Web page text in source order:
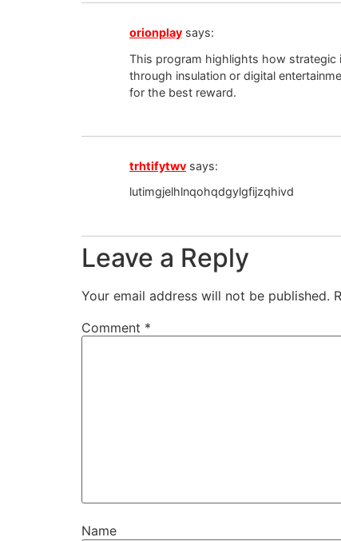
orionplay says:
This program highlights how strategic
through insulation or digital
for the best reward.
trhtifytwv says:
lutimgjelhlnqohqdgylgfijzqhivd
Leave a Reply
Your email address will not be published.
Comment *
Name